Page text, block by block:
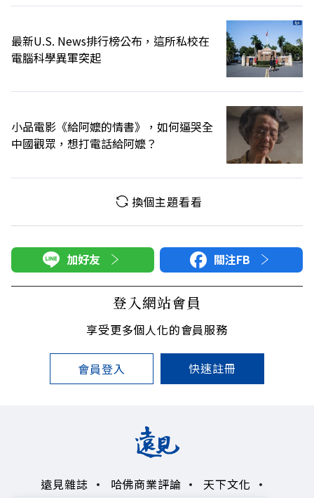
最新U.S. News排行榜公布，這所私校在
電腦科學異軍突起
小品電影《給阿嬤的情書》，如何逼哭全
中國觀眾，想打電話給阿嬤？
換個主題看看
加好友 關注FB
登入網站會員
享受更多個人化的會員服務
會員登入 快速註冊
遠見雜誌 哈佛商業評論
天下文化